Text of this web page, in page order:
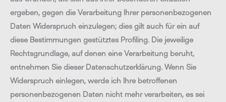
ergeben, gegen die Verarbeitung Ihrer personenbezogenen
Daten Widerspruch einzulegen; dies gilt auch für ein auf
diese Bestimmungen gestütztes Profiling. Die jeweilige
Rechtsgrundlage, auf denen eine Verarbeitung beruht,
entnehmen Sie dieser Datenschutzerklärung. Wenn Sie
Widerspruch einlegen, werde ich Ihre betroffenen
personenbezogenen Daten nicht mehr verarbeiten, es sei